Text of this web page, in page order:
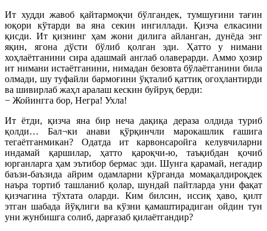
Ит худди жавоб қайтармоқчи бўлгандек, тумшуғини тағин
юқори кўтарди ва яна секин ингиллади. Қизча елкасини
қисди. Ит қизнинг ҳам жони дилига айланган, дунёда энг
яқин, ягона дўсти бўлиб қолган эди. Ҳатто у нимани
хоҳлаётганини сира адашмай англаб олаверарди. Аммо ҳозир
ит нимани истаётганини, нимадан безовта бўлаётганини била
олмади, шу туфайли бармоғини ўқталиб қаттиқ огоҳлантирди
ва шивирлаб жаҳл аралаш кескин буйруқ берди:
− Жойингга бор, Негра! Ухла!
Ит ётди, қизча яна бир неча дақиқа дераза олдида туриб
қолди… Бал¬ки анави қўрқинчли марокашлик ғашига
тегаётганмикан? Одатда ит карвонсаройга келувчиларни
индамай қаршилар, ҳатто қароқчи-ю, таъқибдан қочиб
юрганларга ҳам эътибор бермас эди. Шунга қарамай, негадир
баъзи-баъзида айрим одамларни кўрганда момақалдироқдек
наъра тортиб ташланиб қолар, шундай пайтларда уни фақат
қизчагина тўхтата оларди. Ким билсин, иссиқ ҳаво, қилт
этган шабада йўқлиги ва кўзни қамаштирадиган ойдин тун
уни жунбишга солиб, дарғазаб қилаётгандир?